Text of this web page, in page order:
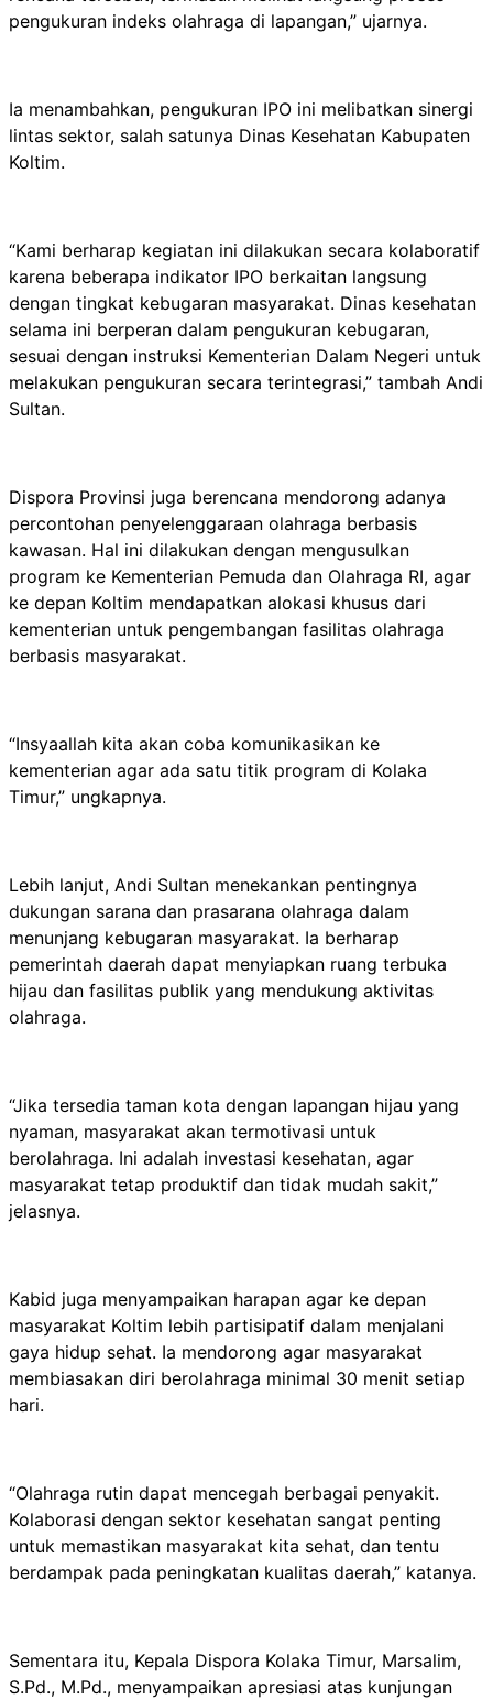
pengukuran indeks olahraga di lapangan,” ujarnya.
Ia menambahkan, pengukuran IPO ini melibatkan sinergi
lintas sektor, salah satunya Dinas Kesehatan Kabupaten
Koltim.
“Kami berharap kegiatan ini dilakukan secara kolaboratif
karena beberapa indikator IPO berkaitan langsung
dengan tingkat kebugaran masyarakat. Dinas kesehatan
selama ini berperan dalam pengukuran kebugaran,
sesuai dengan instruksi Kementerian Dalam Negeri untuk
melakukan pengukuran secara terintegrasi,” tambah Andi
Sultan.
Dispora Provinsi juga berencana mendorong adanya
percontohan penyelenggaraan olahraga berbasis
kawasan. Hal ini dilakukan dengan mengusulkan
program ke Kementerian Pemuda dan Olahraga RI, agar
ke depan Koltim mendapatkan alokasi khusus dari
kementerian untuk pengembangan fasilitas olahraga
berbasis masyarakat.
“Insyaallah kita akan coba komunikasikan ke
kementerian agar ada satu titik program di Kolaka
Timur,” ungkapnya.
Lebih lanjut, Andi Sultan menekankan pentingnya
dukungan sarana dan prasarana olahraga dalam
menunjang kebugaran masyarakat. Ia berharap
pemerintah daerah dapat menyiapkan ruang terbuka
hijau dan fasilitas publik yang mendukung aktivitas
olahraga.
“Jika tersedia taman kota dengan lapangan hijau yang
nyaman, masyarakat akan termotivasi untuk
berolahraga. Ini adalah investasi kesehatan, agar
masyarakat tetap produktif dan tidak mudah sakit,”
jelasnya.
Kabid juga menyampaikan harapan agar ke depan
masyarakat Koltim lebih partisipatif dalam menjalani
gaya hidup sehat. Ia mendorong agar masyarakat
membiasakan diri berolahraga minimal 30 menit setiap
hari.
“Olahraga rutin dapat mencegah berbagai penyakit.
Kolaborasi dengan sektor kesehatan sangat penting
untuk memastikan masyarakat kita sehat, dan tentu
berdampak pada peningkatan kualitas daerah,” katanya.
Sementara itu, Kepala Dispora Kolaka Timur, Marsalim,
S.Pd., M.Pd., menyampaikan apresiasi atas kunjungan